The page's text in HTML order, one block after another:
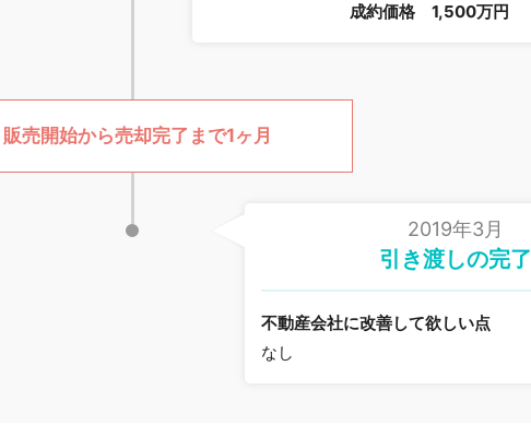
成約価格 1,500万円
販売開始から売却完了まで1ヶ月
2019年3月
引き渡しの完了
不動産会社に改善して欲しい点
なし